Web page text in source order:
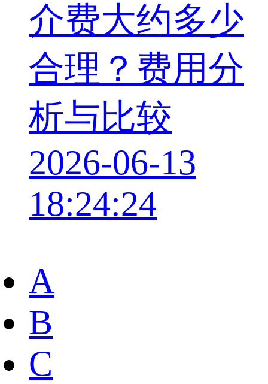
介费大约多少
合理？费用分
析与比较
2026-06-13
18:24:24
A
B
C